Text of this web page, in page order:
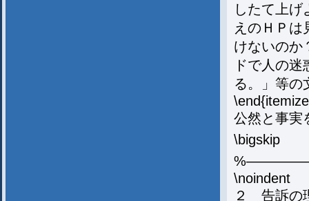
したて上
えのＨＰは
けないのか
ドで人の
る。」等の
公然と事実
\bigskip
\noindent
２ 告訴の